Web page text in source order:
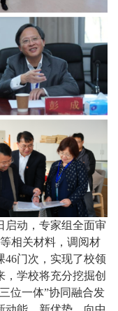
启动，专家组全面审
相关材料，调阅材
46门次，实现了校领
学校将充分挖掘创
位一体”协同融合发